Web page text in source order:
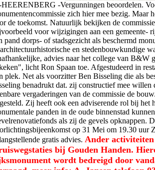
-HEERENBERG -Vergunningen beoordelen.
zich hier mee bezig. Maar
de toekomst. Natuurlijk bekijken de
voor wijzigingen aan een gemeente-
pand dorps- of stadsgezicht als beschermd
en stedenbouwkundige
advies naar het college van B&W
licht Ron Spaan toe. Afgestudeerd in
plek. Net als voorzitter Ben Bisseling die als
benadrukt dat. zij constructief mee willen
vergaderingen van de commissie de
Zij heeft ook een adviserende rol bij het
panden in de oude binnenstad
als zij de gevels opknappen.
op 31 Mei om 19.30 uur
gratis advies. Ander
bij Gouden Handen.
wordt bedreigd door